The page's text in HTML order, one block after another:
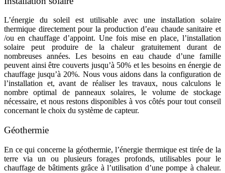
L’énergie du soleil est utilisable avec une installation solaire
thermique directement pour la production d’eau chaude sanitaire et
/ou en chauffage d’appoint. Une fois mise en place, l’installation
solaire peut produire de la chaleur gratuitement durant de
nombreuses années. Les besoins en eau chaude d’une famille
peuvent ainsi être couverts jusqu’à 50% et les besoins en énergie de
chauffage jusqu’à 20%. Nous vous aidons dans la configuration de
l’installation et, avant de réaliser les travaux, nous calculons le
nombre optimal de panneaux solaires, le volume de stockage
nécessaire, et nous restons disponibles à vos côtés pour tout conseil
concernant le choix du système de capteur.
Géothermie
En ce qui concerne la géothermie, l’énergie thermique est tirée de la
terre via un ou plusieurs forages profonds, utilisables pour le
chauffage de bâtiments grâce à l’utilisation d’une pompe à chaleur.